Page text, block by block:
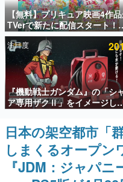
アプリセール情報
インタビュー
連載・特集一
殿堂入り記事
SNS拡散数が数
ど。多くの人々
事をまとめまし
ゲームの企
名作ゲームクリ
聞きし、ヒット
きます。
赫本
【無料】プリキュア映画4作
TVerで新たに配信スタート！
んと2018年～2024年の映画
すべてが見放題に、ぶっちゃ
ありえないラインナップ
注目度
『機動戦士ガンダム』の「シ
ア専用ザクⅡ」をイメージし
散水ホースリールが予約開始
本体にはシャアのパーソナルマ
ークやジオン公国軍のエンブ
ム、型式番号などを配置
日本の架空都市「
しまくるオープン
『JDM：ジャパ